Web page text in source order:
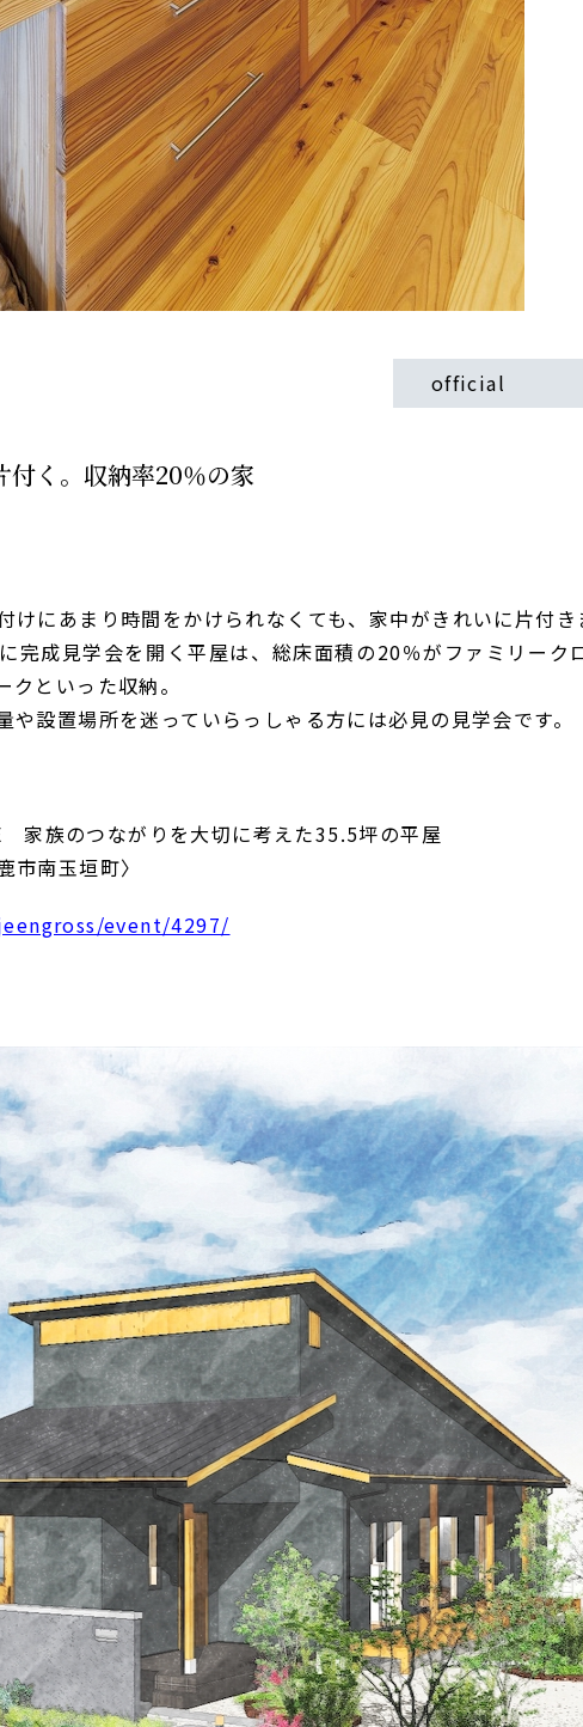
official
付く。収納率20％の家
けにあまり時間をかけられなくても、家中がきれいに片付き
完成見学会を開く平屋は、総床面積の20％がファミリーク
といった収納。
設置場所を迷っていらっしゃる方には必見の見学会です。
家族のつながりを大切に考えた35.5坪の平屋
南玉垣町〉
event/4297/